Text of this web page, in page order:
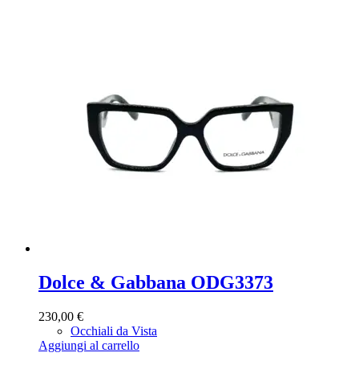
Dolce & Gabbana ODG3373
230,00 €
Occhiali da Vista
Aggiungi al carrello